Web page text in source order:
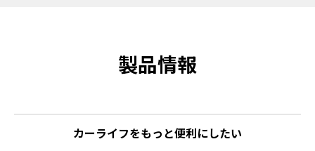
製品情報
カーライフをもっと便利にしたい